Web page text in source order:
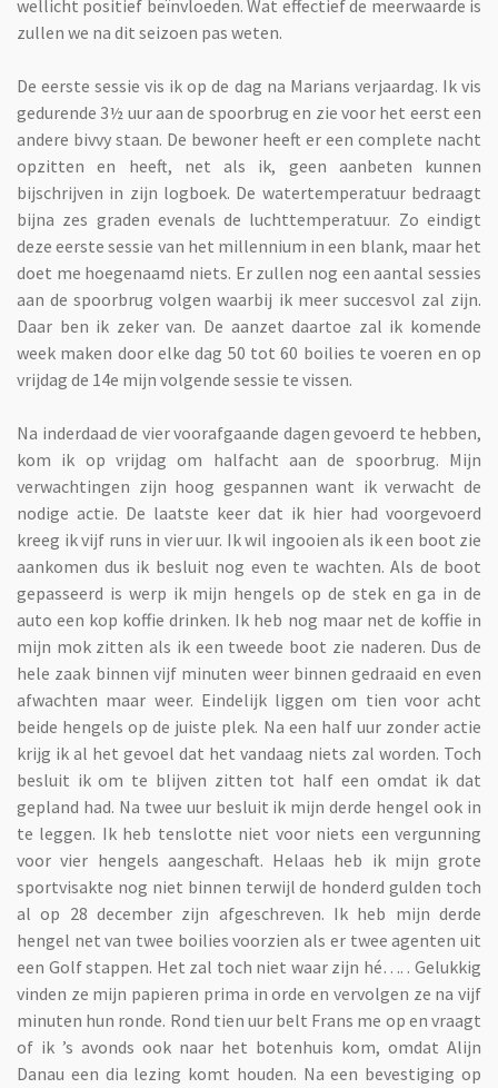
wellicht positief beïnvloeden. Wat effectief de meerwaarde is
zullen we na dit seizoen pas weten.
De eerste sessie vis ik op de dag na Marians verjaardag. Ik vis
gedurende 3½ uur aan de spoorbrug en zie voor het eerst een
andere bivvy staan. De bewoner heeft er een complete nacht
opzitten en heeft, net als ik, geen aanbeten kunnen
bijschrijven in zijn logboek. De watertemperatuur bedraagt
bijna zes graden evenals de luchttemperatuur. Zo eindigt
deze eerste sessie van het millennium in een blank, maar het
doet me hoegenaamd niets. Er zullen nog een aantal sessies
aan de spoorbrug volgen waarbij ik meer succesvol zal zijn.
Daar ben ik zeker van. De aanzet daartoe zal ik komende
week maken door elke dag 50 tot 60 boilies te voeren en op
vrijdag de 14e mijn volgende sessie te vissen.
Na inderdaad de vier voorafgaande dagen gevoerd te hebben,
kom ik op vrijdag om halfacht aan de spoorbrug. Mijn
verwachtingen zijn hoog gespannen want ik verwacht de
nodige actie. De laatste keer dat ik hier had voorgevoerd
kreeg ik vijf runs in vier uur. Ik wil ingooien als ik een boot zie
aankomen dus ik besluit nog even te wachten. Als de boot
gepasseerd is werp ik mijn hengels op de stek en ga in de
auto een kop koffie drinken. Ik heb nog maar net de koffie in
mijn mok zitten als ik een tweede boot zie naderen. Dus de
hele zaak binnen vijf minuten weer binnen gedraaid en even
afwachten maar weer. Eindelijk liggen om tien voor acht
beide hengels op de juiste plek. Na een half uur zonder actie
krijg ik al het gevoel dat het vandaag niets zal worden. Toch
besluit ik om te blijven zitten tot half een omdat ik dat
gepland had. Na twee uur besluit ik mijn derde hengel ook in
te leggen. Ik heb tenslotte niet voor niets een vergunning
voor vier hengels aangeschaft. Helaas heb ik mijn grote
sportvisakte nog niet binnen terwijl de honderd gulden toch
al op 28 december zijn afgeschreven. Ik heb mijn derde
hengel net van twee boilies voorzien als er twee agenten uit
een Golf stappen. Het zal toch niet waar zijn hé…. . Gelukkig
vinden ze mijn papieren prima in orde en vervolgen ze na vijf
minuten hun ronde. Rond tien uur belt Frans me op en vraagt
of ik ’s avonds ook naar het botenhuis kom, omdat Alijn
Danau een dia lezing komt houden. Na een bevestiging op